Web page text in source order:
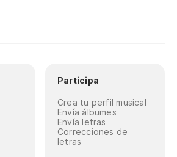
Participa
Crea tu perfil musical
Envía álbumes
Envía letras
Correcciones de
letras